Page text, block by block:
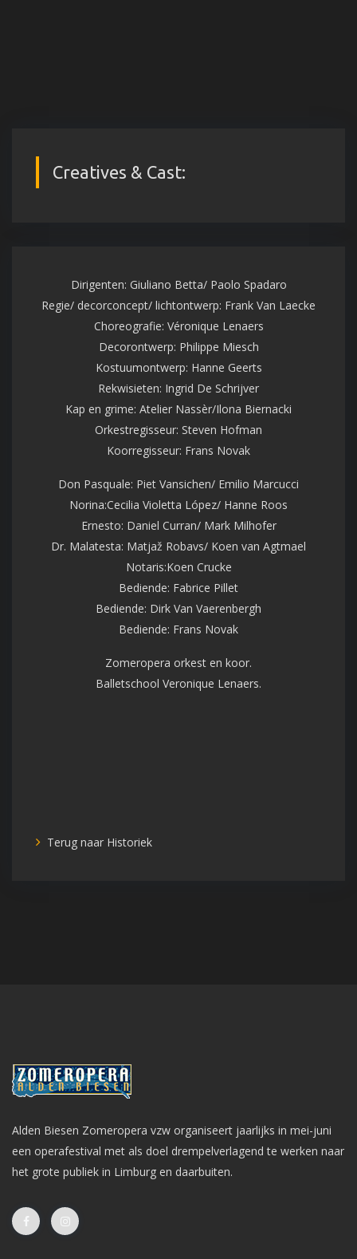
Creatives & Cast:
Dirigenten: Giuliano Betta/ Paolo Spadaro
Regie/ decorconcept/ lichtontwerp: Frank Van Laecke
Choreografie: Véronique Lenaers
Decorontwerp: Philippe Miesch
Kostuumontwerp: Hanne Geerts
Rekwisieten: Ingrid De Schrijver
Kap en grime: Atelier Nassèr/Ilona Biernacki
Orkestregisseur: Steven Hofman
Koorregisseur: Frans Novak
Don Pasquale: Piet Vansichen/ Emilio Marcucci
Norina:Cecilia Violetta López/ Hanne Roos
Ernesto: Daniel Curran/ Mark Milhofer
Dr. Malatesta: Matjaž Robavs/ Koen van Agtmael
Notaris:Koen Crucke
Bediende: Fabrice Pillet
Bediende: Dirk Van Vaerenbergh
Bediende: Frans Novak
Zomeropera orkest en koor.
Balletschool Veronique Lenaers.
Terug naar Historiek
Alden Biesen Zomeropera vzw organiseert jaarlijks in mei-juni
een operafestival met als doel drempelverlagend te werken naar
het grote publiek in Limburg en daarbuiten.